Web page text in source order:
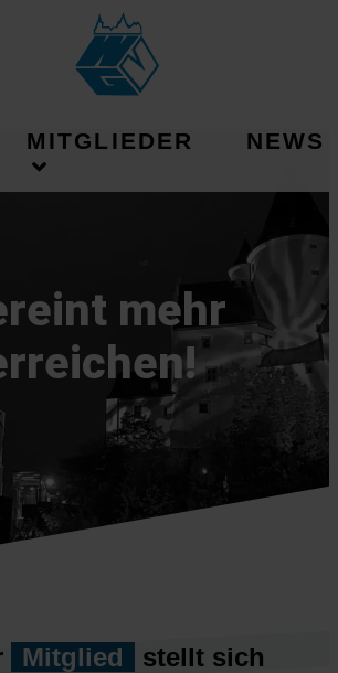
MITGLIEDER NEWS
mehr
Mitglied
stellt sich